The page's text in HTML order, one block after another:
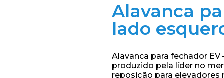
Alavanca
lado
Alavanca para fechador
produzido pela líder no
reposição para elevadores